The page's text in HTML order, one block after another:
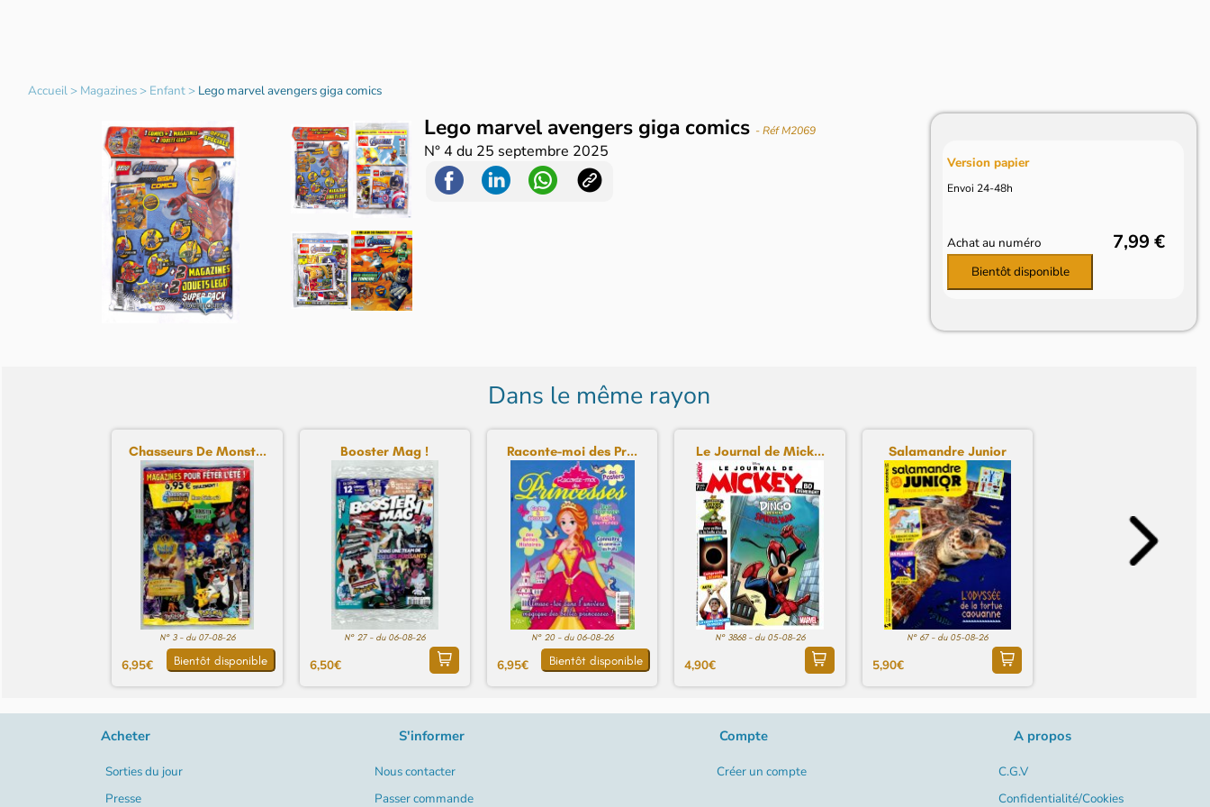
Accueil> Magazines> Enfant> Lego marvel avengers giga comics
Lego marvel avengers giga comics - Réf M2069
N°4 du 25 septembre 2025
Version papier
Envoi 24-48h
Achat au numéro 7,99 €
Bientôt disponible
Dans le même rayon
Chasseurs De Monst...
N° 3 - du 07-08-26
6,95€ Bientôt disponible
Booster Mag !
N° 27 - du 06-08-26
6,50€
Raconte-moi des Pr...
N° 20 - du 06-08-26
6,95€ Bientôt disponible
Le Journal de Mick...
N° 3868 - du 05-08-26
4,90€
Salamandre Junior
N° 67 - du 05-08-26
5,90€
Acheter
Sorties du jour
Presse
S'informer
Nous contacter
Passer commande
Compte
Créer un compte
A propos
C.G.V
Confidentialité/Cookies